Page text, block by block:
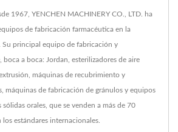
1967, YENCHEN MACHINERY CO., LTD. ha
de fabricación farmacéutica en la
Su principal equipo de fabricación y
a boca: Jordan, esterilizadores de aire
máquinas de recubrimiento y
máquinas de fabricación de gránulos y equipos
orales, que se venden a más de 70
estándares internacionales.